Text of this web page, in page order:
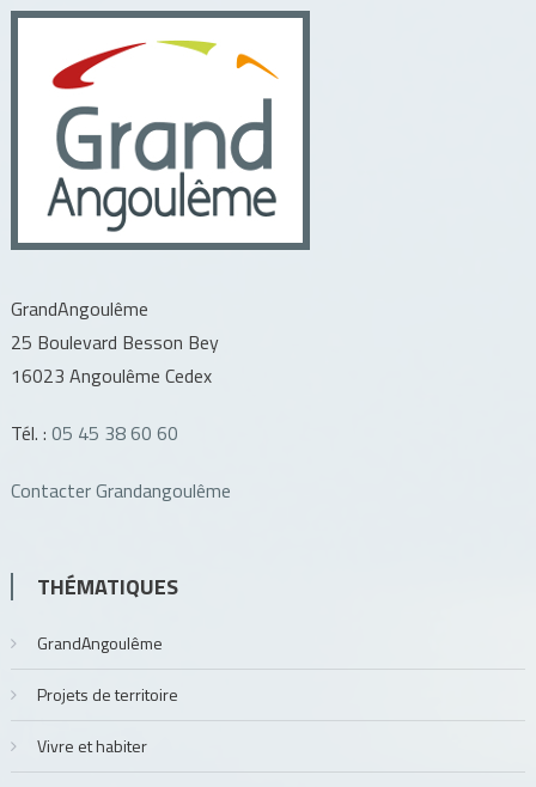
GrandAngoulême
25 Boulevard Besson Bey
16023 Angoulême Cedex
Tél. : 05 45 38 60 60
Contacter Grandangoulême
THÉMATIQUES
GrandAngoulême
Projets de territoire
Vivre et habiter